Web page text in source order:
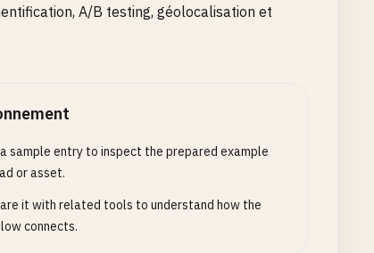
A/B testing, géolocalisation et
sample entry to inspect the prepared example
or asset.
it with related tools to understand how the
connects.